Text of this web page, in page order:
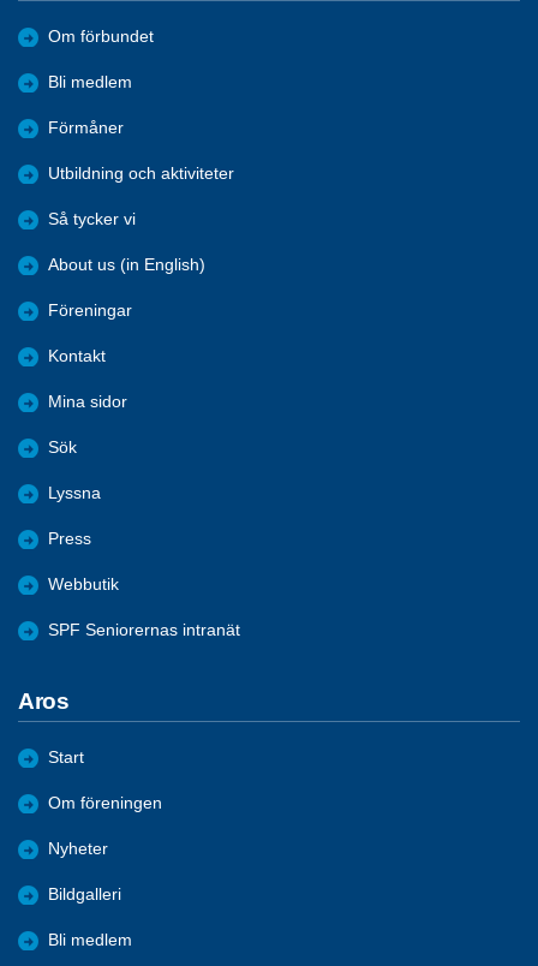
Om förbundet
Bli medlem
Förmåner
Utbildning och aktiviteter
Så tycker vi
About us (in English)
Föreningar
Kontakt
Mina sidor
Sök
Lyssna
Press
Webbutik
SPF Seniorernas intranät
Aros
Start
Om föreningen
Nyheter
Bildgalleri
Bli medlem